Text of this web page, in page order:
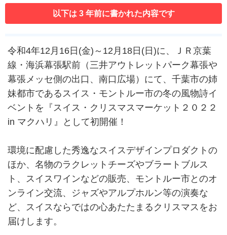
以下は 3 年前に書かれた内容です
令和4年12月16日(金)～12月18日(日)に、ＪＲ京葉
線・海浜幕張駅前（三井アウトレットパーク幕張や
幕張メッセ側の出口、南口広場）にて、千葉市の姉
妹都市であるスイス・モントルー市の冬の風物詩イ
ベントを『スイス・クリスマスマーケット２０２２
in マクハリ』として初開催！
環境に配慮した秀逸なスイスデザインプロダクトの
ほか、名物のラクレットチーズやブラートブルス
ト、スイスワインなどの販売、モントルー市とのオ
ンライン交流、ジャズやアルプホルン等の演奏な
ど、スイスならではの心あたたまるクリスマスをお
届けします。